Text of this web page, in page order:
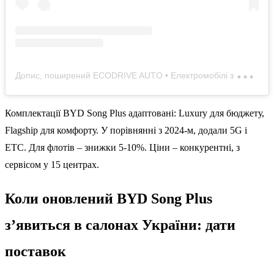
Д
опис, поширений ECODRIVE AUTO • Електромобілі з Китаю • Автосалон Майбутнього! (@ecodrive_auto)
Комплектації BYD Song Plus адаптовані: Luxury для бюджету,
Flagship для комфорту. У порівнянні з 2024-м, додали 5G і
ETC. Для флотів – знижки 5-10%. Ціни – конкурентні, з
сервісом у 15 центрах.
Коли оновлений BYD Song Plus
з’явиться в салонах України: дати
поставок